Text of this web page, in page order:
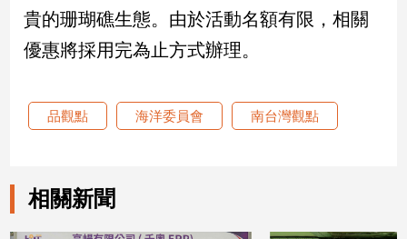
建
築/
室
食
星
貴的珊瑚礁生態。由於活動名額有限，相關
優惠將採用完為止方式辦理。
品觀點 海洋委員會 南台灣觀點
相關新聞